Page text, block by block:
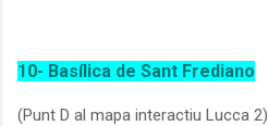
10- Basílica de Sant Frediano
(Punt D al mapa interactiu Lucca 2)